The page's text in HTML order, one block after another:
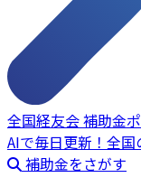
全国経友会 補助金
AIで毎日更新！全国
補助金をさがす